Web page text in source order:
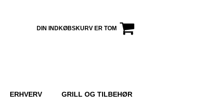
DIN INDKØBSKURV ER TOM
ERHVERV GRILL OG TILBEHØR